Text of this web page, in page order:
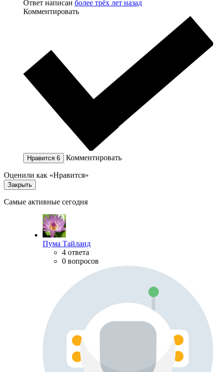
Ответ написан более трёх лет назад
Комментировать
Нравится 6 Комментировать
Оценили как «Нравится»
Закрыть
Самые активные сегодня
Пума Тайланд
4 ответа
0 вопросов